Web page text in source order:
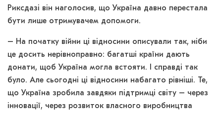
Риксдазі він наголосив, що Україна давно перестала
бути лише отримувачем допомоги.
– На початку війни ці відносини описували так, ніби
це досить нерівноправно: багатші країни дають
донати, щоб Україна могла встояти. І справді так
було. Але сьогодні ці відносини набагато рівніші. Те,
що Україна зробила завдяки підтримці світу – через
інновації, через розвиток власного виробництва